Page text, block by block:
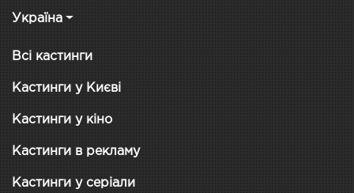
Україна
Всі кастинги
Кастинги у Києві
Кастинги у кіно
Кастинги в рекламу
Кастинги у серіали